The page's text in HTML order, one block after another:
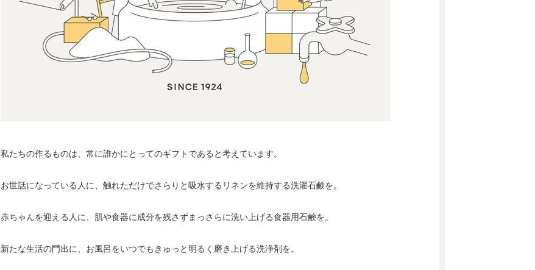
私たちの作るものは、常に誰かにとってのギフトであると考えています。
お世話になっている人に、触れただけでさらりと吸水するリネンを維持する洗濯石鹸を。
赤ちゃんを迎える人に、肌や食器に成分を残さずまっさらに洗い上げる食器用石鹸を。
新たな生活の門出に、お風呂をいつでもきゅっと明るく磨き上げる洗浄剤を。